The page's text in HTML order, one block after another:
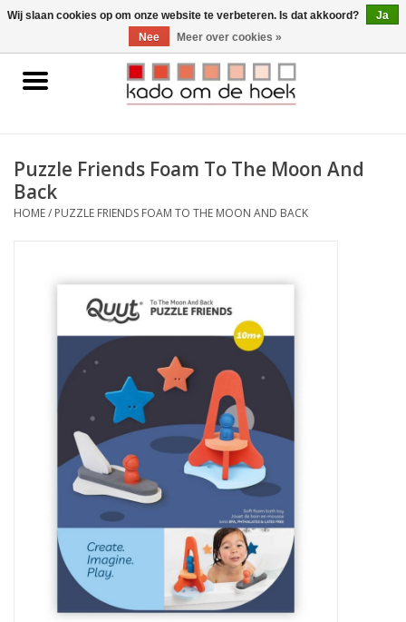
0 Artikelen - €0,00
Home
Gadgets
Puzzle Friends Foam To The Moon And
Back
HOME/ PUZZLE FRIENDS FOAM TO THE MOON AND BACK
Wij slaan cookies op om onze website te verbeteren. Is dat akkoord?
Ja
Nee
Meer over cookies »